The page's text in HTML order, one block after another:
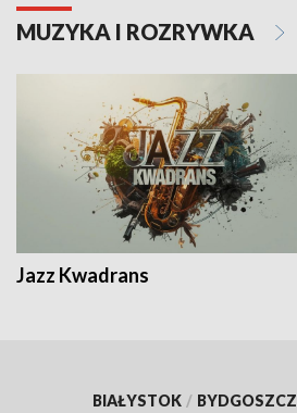
MUZYKA I ROZRYWKA
Jazz Kwadrans
BIAŁYSTOK / BYDGOSZCZ